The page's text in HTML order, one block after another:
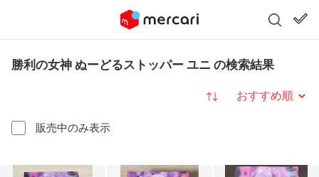
勝利の女神 ぬーどるストッパー ユニ の検索結果
販売中のみ表示
並び替え